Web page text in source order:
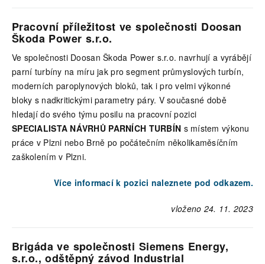
Pracovní příležitost ve společnosti Doosan
Škoda Power s.r.o.
Ve společnosti Doosan Škoda Power s.r.o. navrhují a vyrábějí
parní turbíny na míru jak pro segment průmyslových turbín,
moderních paroplynových bloků, tak i pro velmi výkonné
bloky s nadkritickými parametry páry. V současné době
hledají do svého týmu posilu na pracovní pozici
SPECIALISTA NÁVRHŮ PARNÍCH TURBÍN s místem výkonu
práce v Plzni nebo Brně po počátečním několikaměsíčním
zaškolením v Plzni.
Více informací k pozici naleznete pod odkazem.
vloženo 24. 11. 2023
Brigáda ve společnosti Siemens Energy,
s.r.o., odštěpný závod Industrial